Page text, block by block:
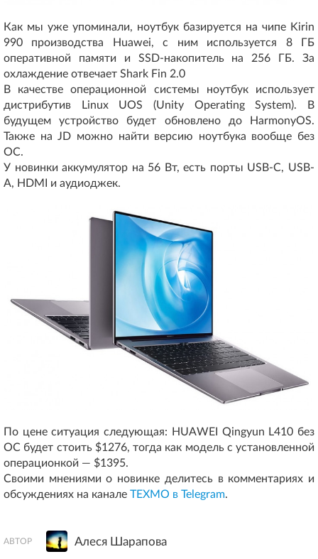
Как мы уже упоминали, ноутбук базируется на чипе Kirin
990 производства Huawei, с ним используется 8 ГБ
оперативной памяти и SSD-накопитель на 256 ГБ. За
охлаждение отвечает Shark Fin 2.0
В качестве операционной системы ноутбук использует
дистрибутив Linux UOS (Unity Operating System). В
будущем устройство будет обновлено до HarmonyOS.
Также на JD можно найти версию ноутбука вообще без
ОС.
У новинки аккумулятор на 56 Вт, есть порты USB-C, USB-
A, HDMI и аудиоджек.
По цене ситуация следующая: HUAWEI Qingyun L410 без
ОС будет стоить $1276, тогда как модель с установленной
операционкой — $1395.
Своими мнениями о новинке делитесь в комментариях и
обсуждениях на канале ТЕХМО в Telegram.
АВТОР Алеся Шарапова